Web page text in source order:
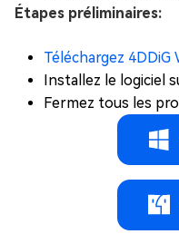
Étapes préliminaires:
Téléchargez 4DDiG
Installez le logiciel
Fermez tous les